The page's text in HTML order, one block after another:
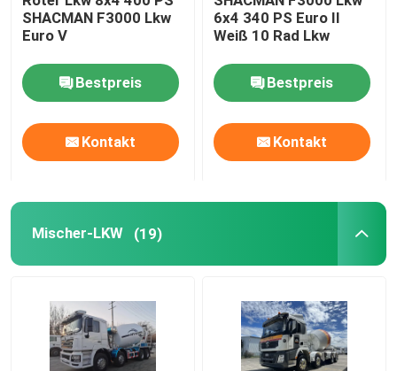
Qualitätskontrolle
Kontakt mit uns
Schwerer Kipplaster
SHACMAN F3000 Lkw
Euro V
Bestpreis
Kontakt
6x4 340 PS Euro II
Weiß 10 Rad Lkw
Bestpreis
Kontakt
Mischer-LKW (19)